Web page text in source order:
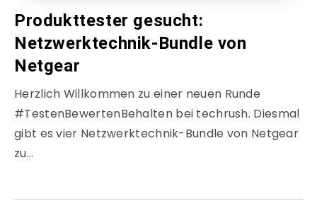
Produkttester gesucht:
Netzwerktechnik-Bundle von
Netgear
Herzlich Willkommen zu einer neuen Runde
#TestenBewertenBehalten bei techrush. Diesmal
gibt es vier Netzwerktechnik-Bundle von Netgear
zu…